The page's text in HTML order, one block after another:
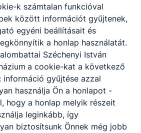
Százhalombatta, Iskola utca
: 203036/008
dr. Lojek Levente
info@adatvedelmitisztviselo.info
k számtalan funkcióval
között információt gyűjtenek,
egyéni beállításait és
a honlap használatát.
Széchenyi István
a cookie-kat a következő
információ gyűjtése azzal
használja Ön a honlapot -
hogy a honlap melyik részeit
leginkább, így
biztosítsunk Önnek még jobb